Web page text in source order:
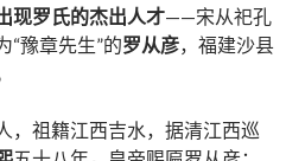
现罗氏的杰出人才——宋从祀孔
“豫章先生”的罗从彦，福建沙县
，祖籍江西吉水，据清江西巡